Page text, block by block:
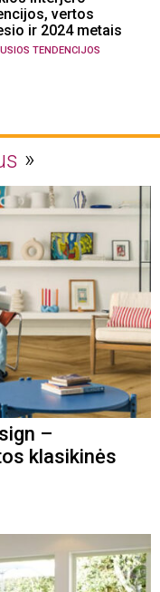
vertos
ir 2024 metais
TENDENCIJOS
–
klasikinės